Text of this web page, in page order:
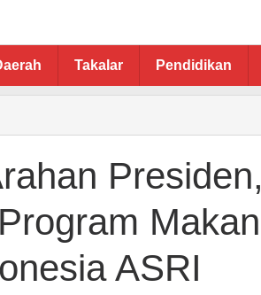
Takalar Pendidikan
Presiden,
Makan
ASRI